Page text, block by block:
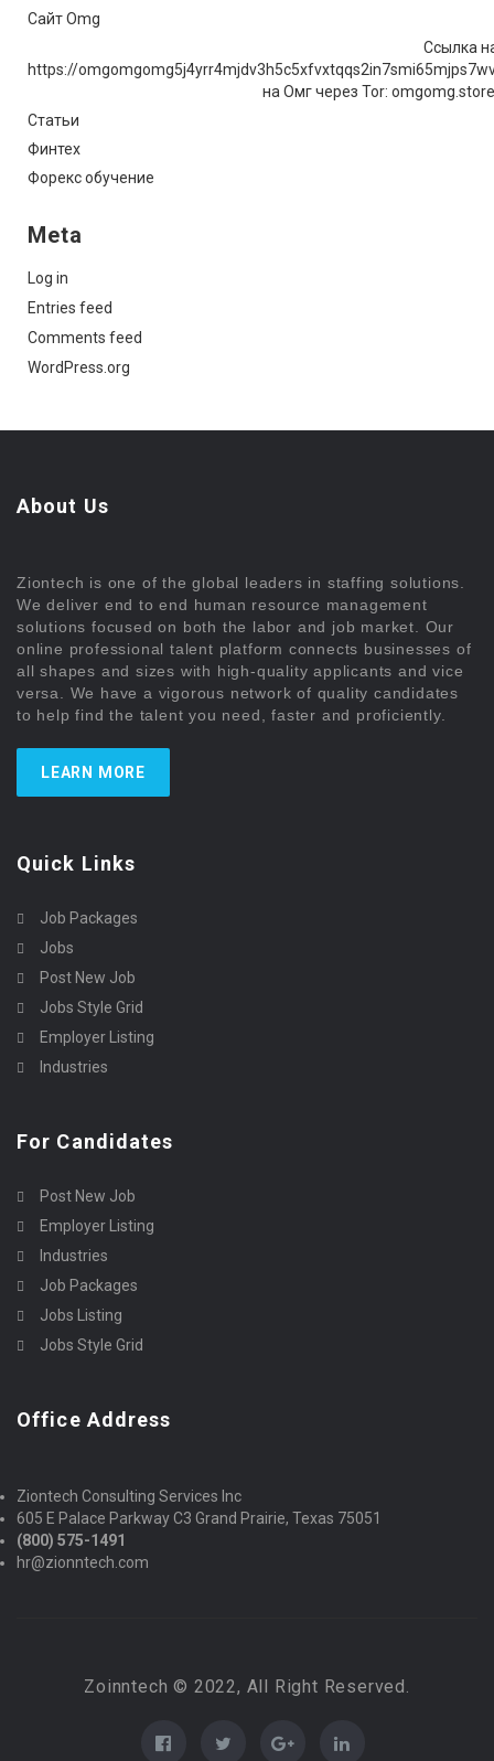
Сайт Omg
Ссылка
https://
на Омг через Tor:
Статьи
Финтех
Форекс обучение
Meta
Log in
Entries feed
Comments feed
WordPress.org
About Us
Ziontech is one of the global leaders in staffing solutions.
We deliver end to end human resource management
solutions focused on both the labor and job market. Our
online professional talent platform connects businesses of
all shapes and sizes with high-quality applicants and vice
versa. We have a vigorous network of quality candidates
to help find the talent you need, faster and proficiently.
LEARN MORE
Quick Links
Job Packages
Jobs
Post New Job
Jobs Style Grid
Employer Listing
Industries
For Candidates
Post New Job
Employer Listing
Industries
Job Packages
Jobs Listing
Jobs Style Grid
Office Address
Ziontech Consulting Services Inc
605 E Palace Parkway C3 Grand Prairie, Texas 75051
(800) 575-1491
hr@zionntech.com
Zoinntech © 2022, All Right Reserved.